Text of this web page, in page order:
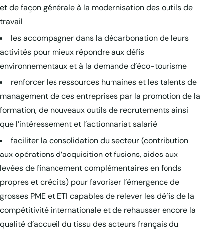
et de façon générale à la modernisation des outils de
travail
les accompagner dans la décarbonation de leurs
activités pour mieux répondre aux défis
environnementaux et à la demande d’éco-tourisme
renforcer les ressources humaines et les talents de
management de ces entreprises par la promotion de la
formation, de nouveaux outils de recrutements ainsi
que l’intéressement et l’actionnariat salarié
faciliter la consolidation du secteur (contribution
aux opérations d’acquisition et fusions, aides aux
levées de financement complémentaires en fonds
propres et crédits) pour favoriser l’émergence de
grosses PME et ETI capables de relever les défis de la
compétitivité internationale et de rehausser encore la
qualité d’accueil du tissu des acteurs français du